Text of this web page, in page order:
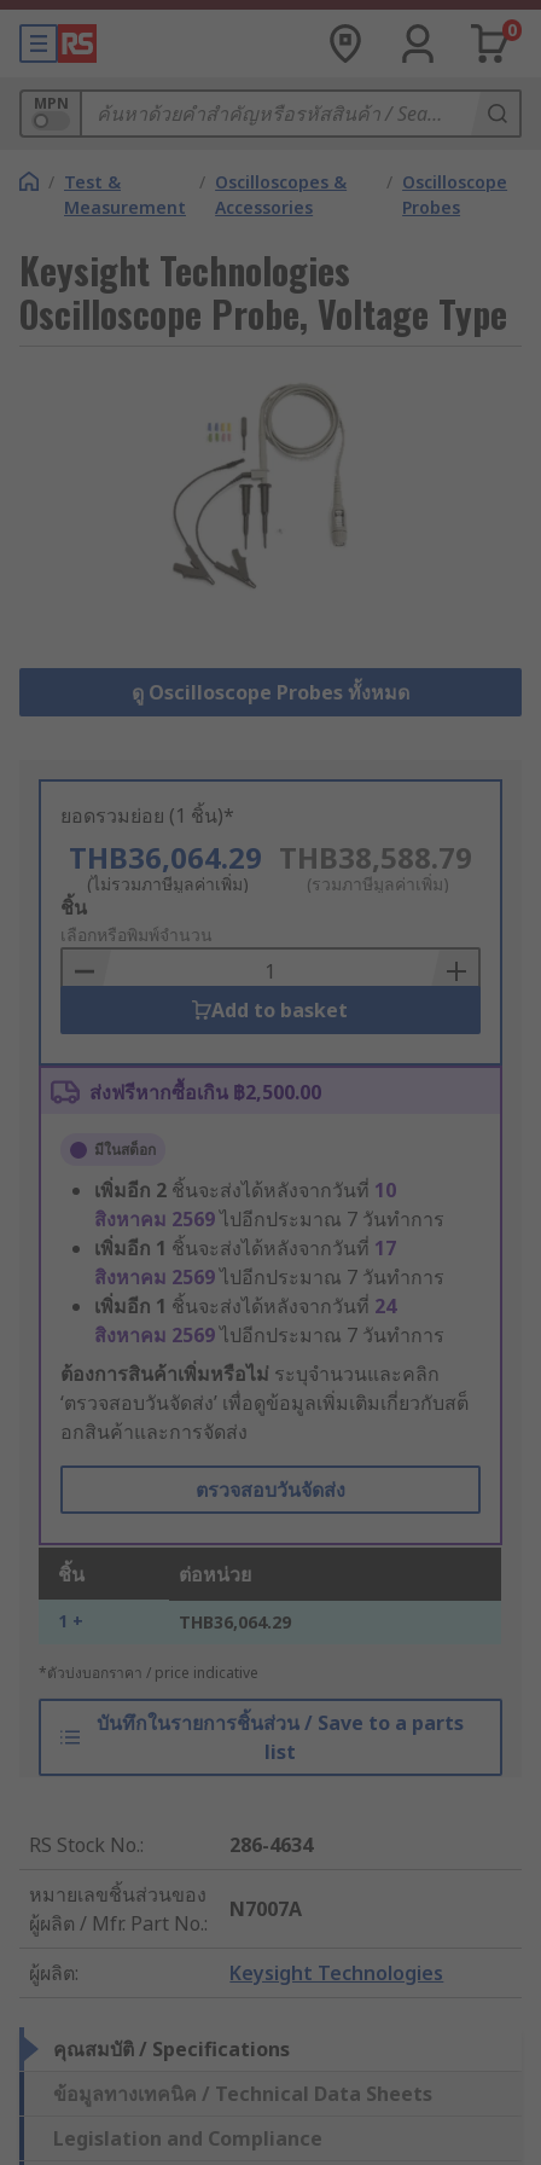
0
MPN
/ Test &
Measurement
/ Oscilloscopes &
Accessories
/ Oscilloscope
Probes
Keysight Technologies
Oscilloscope Probe, Voltage Type
ดู Oscilloscope Probes ทั้งหมด
ยอดรวมย่อย (1 ชิ้น)*
THB36,064.29
(ไม่รวมภาษีมูลค่าเพิ่ม)
THB38,588.79
(รวมภาษีมูลค่าเพิ่ม)
Add
to
Basket
ชิ้น
เลือกหรือพิมพ์จำนวน
Add to basket
ส่งฟรีหากซื้อเกิน ฿2,500.00
มีในสต็อก
เพิ่มอีก 2 ชิ้นจะส่งได้หลังจากวันที่ 10
สิงหาคม 2569ไปอีกประมาณ 7 วันทำการ
เพิ่มอีก 1 ชิ้นจะส่งได้หลังจากวันที่ 17
สิงหาคม 2569ไปอีกประมาณ 7 วันทำการ
เพิ่มอีก 1 ชิ้นจะส่งได้หลังจากวันที่ 24
สิงหาคม 2569ไปอีกประมาณ 7 วันทำการ
ต้องการสินค้าเพิ่มหรือไม่ ระบุจำนวนและคลิก
‘ตรวจสอบวันจัดส่ง’ เพื่อดูข้อมูลเพิ่มเติมเกี่ยวกับสต็
อกสินค้าและการจัดส่ง
ตรวจสอบวันจัดส่ง
ชิ้น ต่อหน่วย
1 + THB36,064.29
*ตัวบ่งบอกราคา / price indicative
บันทึกในรายการชิ้นส่วน / Save to a parts
list
RS Stock No.:
286-4634
หมายเลขชิ้นส่วนของ
ผู้ผลิต / Mfr. Part No.:
N7007A
ผู้ผลิต: Keysight Technologies
คุณสมบัติ / Specifications
ข้อมูลทางเทคนิค / Technical Data Sheets
Legislation and Compliance